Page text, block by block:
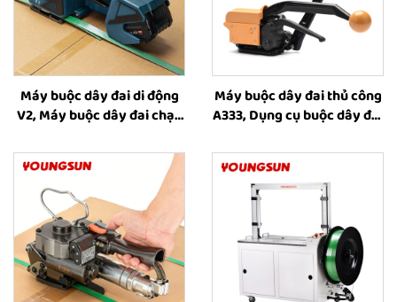
Máy buộc dây đai di động
V2, Máy buộc dây đai chạy
đai nhựa, Thiết bị buộc và
quấn dây đai
Máy buộc dây đai thủ công
A333, Dụng cụ buộc dây đai
cầm tay để bán